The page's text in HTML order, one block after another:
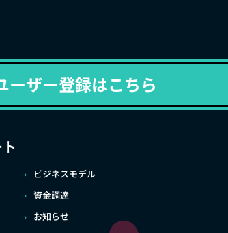
ーザー登録はこちら
ビジネスモデル
資金調達
お知らせ